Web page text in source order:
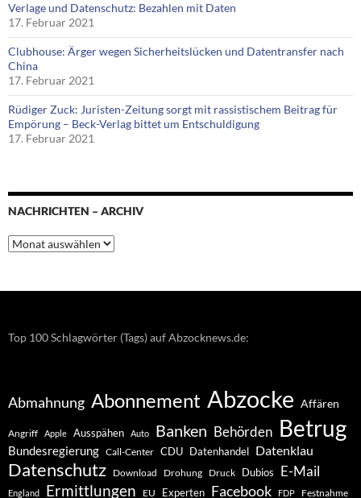
Verlage und Datenschutz: Bezahlen mit Daten
17. Februar 2021
Clubhouse: Ärger wegen Sicherheitslücken und Datentransfer nach
China
17. Februar 2021
Rüdiger Zuck: Juristen-Zeitung sorgt mit rassistischem Beitrag für
Empörung – Beck-Verlag bittet um Entschuldigung
17. Februar 2021
NACHRICHTEN – ARCHIV
Nachrichten
–
Top 100 Schlagwörter (Tags) auf Abzocknews.de:
Abmahnung Abonnement Abzocke Affären
Angriff Apple Ausspähen Auto Banken Behörden Betrug
Bundesregierung Call-Center CDU Datenhandel Datenklau
Datenschutz Download Drohung Druck Dubios E-Mail
England Ermittlungen EU Experten Facebook FDP Festnahme